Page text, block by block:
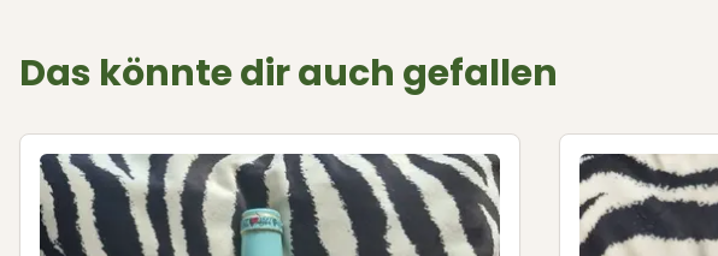
Das könnte dir auch gefallen